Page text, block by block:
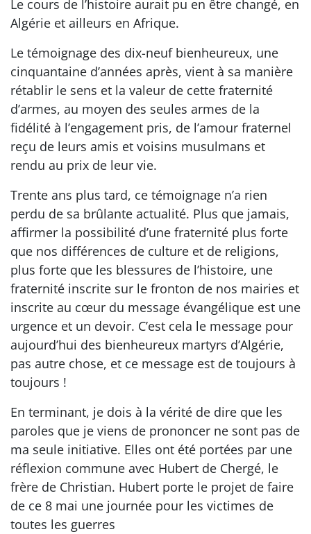
Le cours de l’histoire aurait pu en être changé, en
Algérie et ailleurs en Afrique.
Le témoignage des dix-neuf bienheureux, une
cinquantaine d’années après, vient à sa manière
rétablir le sens et la valeur de cette fraternité
d’armes, au moyen des seules armes de la
fidélité à l’engagement pris, de l’amour fraternel
reçu de leurs amis et voisins musulmans et
rendu au prix de leur vie.
Trente ans plus tard, ce témoignage n’a rien
perdu de sa brûlante actualité. Plus que jamais,
affirmer la possibilité d’une fraternité plus forte
que nos différences de culture et de religions,
plus forte que les blessures de l’histoire, une
fraternité inscrite sur le fronton de nos mairies et
inscrite au cœur du message évangélique est une
urgence et un devoir. C’est cela le message pour
aujourd’hui des bienheureux martyrs d’Algérie,
pas autre chose, et ce message est de toujours à
toujours !
En terminant, je dois à la vérité de dire que les
paroles que je viens de prononcer ne sont pas de
ma seule initiative. Elles ont été portées par une
réflexion commune avec Hubert de Chergé, le
frère de Christian. Hubert porte le projet de faire
de ce 8 mai une journée pour les victimes de
toutes les guerres